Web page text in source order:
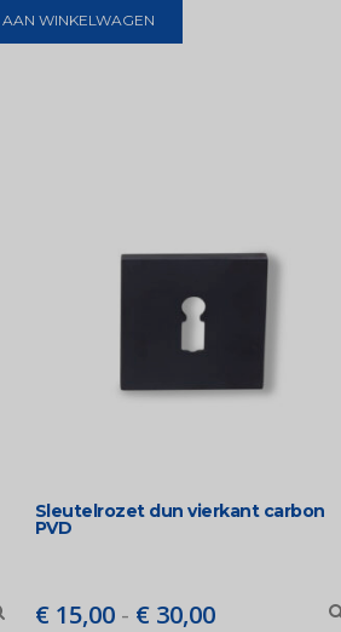
WINKELWAGEN
Sleutelrozet dun vierkant carbon
PVD
€15,00 - €30,00Prijsklasse: